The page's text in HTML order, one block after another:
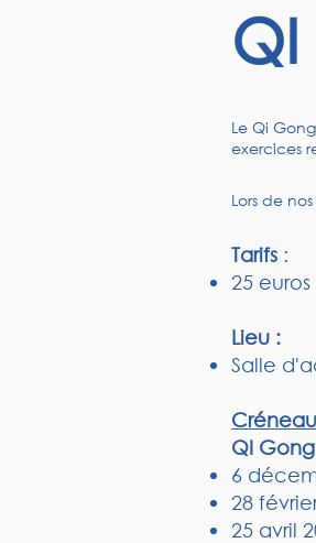
Le Qi
exercices
Lors de
Tarifs :
25
Lieu :
Salle
QI
6
28
25 avril